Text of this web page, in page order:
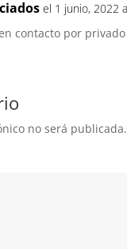
el 1 junio, 2022
contacto por
no será publicada.